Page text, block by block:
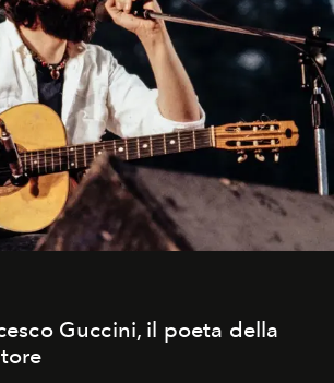
Guccini, il poeta della